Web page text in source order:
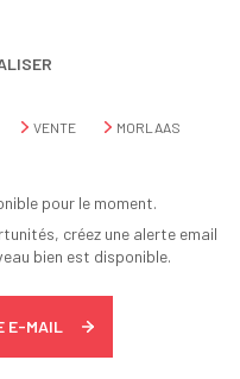
VENTE MORLAAS
pour le moment.
créez une alerte email
bien est disponible.
E-MAIL